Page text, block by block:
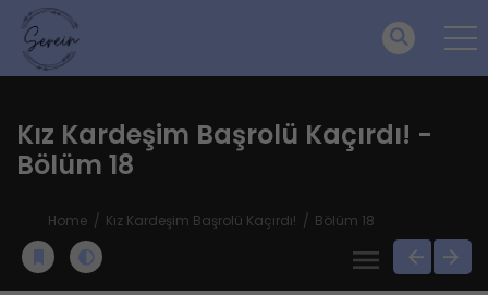
Kız Kardeşim Başrolü Kaçırdı! -
Bölüm 18
Home Kız Kardeşim Başrolü Kaçırdı! Bölüm 18